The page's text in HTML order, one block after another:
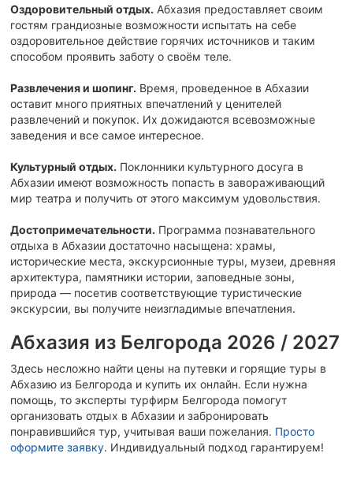
Оздоровительный отдых. Абхазия предоставляет своим
гостям грандиозные возможности испытать на себе
оздоровительное действие горячих источников и таким
способом проявить заботу о своём теле.
Развлечения и шопинг. Время, проведенное в Абхазии
оставит много приятных впечатлений у ценителей
развлечений и покупок. Их дожидаются всевозможные
заведения и все самое интересное.
Культурный отдых. Поклонники культурного досуга в
Абхазии имеют возможность попасть в завораживающий
мир театра и получить от этого максимум удовольствия.
Достопримечательности. Программа познавательного
отдыха в Абхазии достаточно насыщена: храмы,
исторические места, экскурсионные туры, музеи, древняя
архитектура, памятники истории, заповедные зоны,
природа — посетив соответствующие туристические
экскурсии, вы получите неизгладимые впечатления.
Абхазия из Белгорода 2026 / 2027
Здесь несложно найти цены на путевки и горящие туры в
Абхазию из Белгорода и купить их онлайн. Если нужна
помощь, то эксперты турфирм Белгорода помогут
организовать отдых в Абхазии и забронировать
понравившийся тур, учитывая ваши пожелания. Просто
оформите заявку. Индивидуальный подход гарантируем!